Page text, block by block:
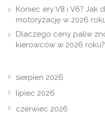
Koniec ery V8 i V6? Jak
motoryzację w 2026
Dlaczego ceny paliw
kierowców w 2026 roku?
sierpień 2026
lipiec 2026
czerwiec 2026